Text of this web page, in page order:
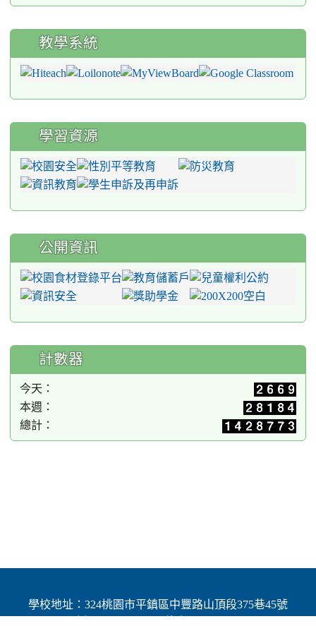
教學系統
學習資源
公開資訊
計數器
今天：
本週：
總計：
學校地址：324桃園市平鎮區中豐路山頂段375巷45號